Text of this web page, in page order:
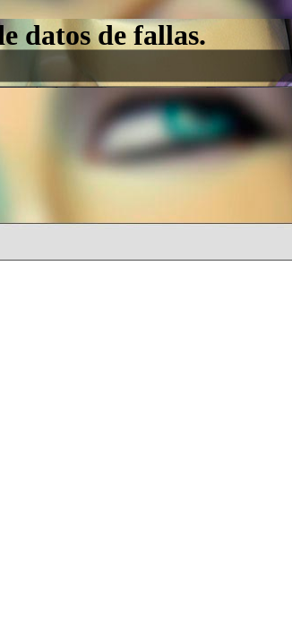
datos de fallas.